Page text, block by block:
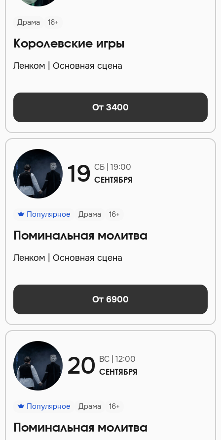
Драма 16+
Королевские игры
Ленком | Основная сцена
От 3400
19 СБ | 19:00
СЕНТЯБРЯ
Популярное Драма 16+
Поминальная молитва
Ленком | Основная сцена
От 6900
20 ВС | 12:00
СЕНТЯБРЯ
Популярное Драма 16+
Поминальная молитва